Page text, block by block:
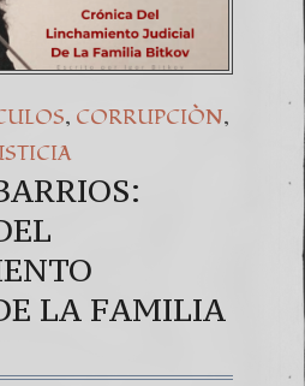
7.
, CORRUPCIÒN,
LA FAMILIA